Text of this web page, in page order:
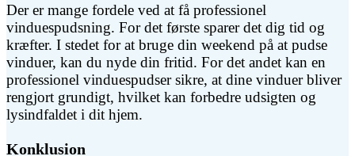
Der er mange fordele ved at få professionel
vinduespudsning. For det første sparer det dig tid og
kræfter. I stedet for at bruge din weekend på at pudse
vinduer, kan du nyde din fritid. For det andet kan en
professionel vinduespudser sikre, at dine vinduer bliver
rengjort grundigt, hvilket kan forbedre udsigten og
lysindfaldet i dit hjem.
Konklusion